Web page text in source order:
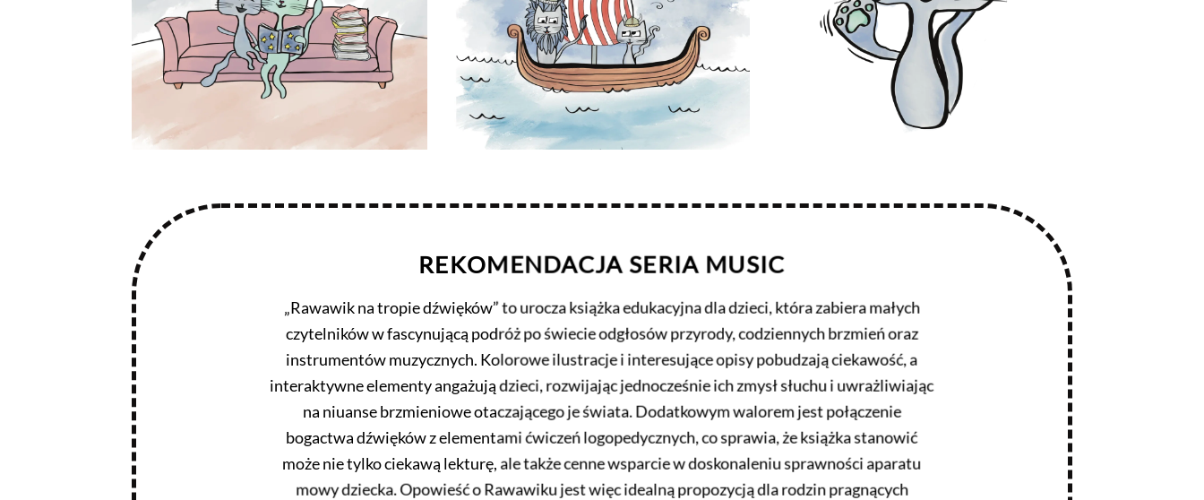
REKOMENDACJA SERIA MUSIC
„Rawawik na tropie dźwięków” to urocza książka edukacyjna dla dzieci, która zabiera małych
czytelników w fascynującą podróż po świecie odgłosów przyrody, codziennych brzmień oraz
instrumentów muzycznych. Kolorowe ilustracje i interesujące opisy pobudzają ciekawość, a
interaktywne elementy angażują dzieci, rozwijając jednocześnie ich zmysł słuchu i uwrażliwiając
na niuanse brzmieniowe otaczającego je świata. Dodatkowym walorem jest połączenie
bogactwa dźwięków z elementami ćwiczeń logopedycznych, co sprawia, że książka stanowić
może nie tylko ciekawą lekturę, ale także cenne wsparcie w doskonaleniu sprawności aparatu
mowy dziecka. Opowieść o Rawawiku jest więc idealną propozycją dla rodzin pragnących